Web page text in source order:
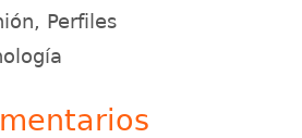
«Hasta un Ciego puede Cocinar»
Perfiles